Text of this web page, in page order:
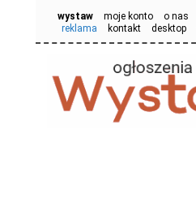
wystaw moje konto o nas
reklama
kontakt desktop